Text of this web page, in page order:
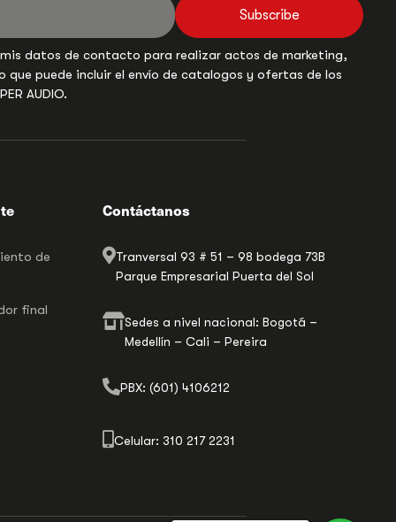
Subscribe
datos de contacto para realizar actos de marketing,
que puede incluir el envío de catalogos y ofertas de los
AUDIO.
de
final
Contáctanos
Tranversal 93 # 51 – 98 bodega 73B
Parque Empresarial Puerta del Sol
Sedes a nivel nacional: Bogotá –
Medellín – Cali – Pereira
PBX: (601) 4106212
Celular: 310 217 2231